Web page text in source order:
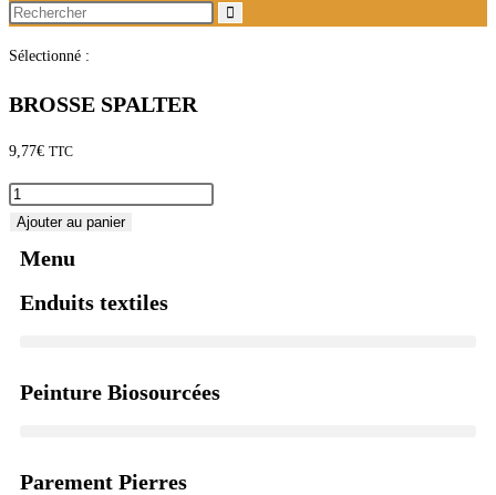
Sélectionné :
BROSSE SPALTER
9,77€ TTC
Ajouter au panier
Menu
Enduits textiles
Peinture Biosourcées
Parement Pierres